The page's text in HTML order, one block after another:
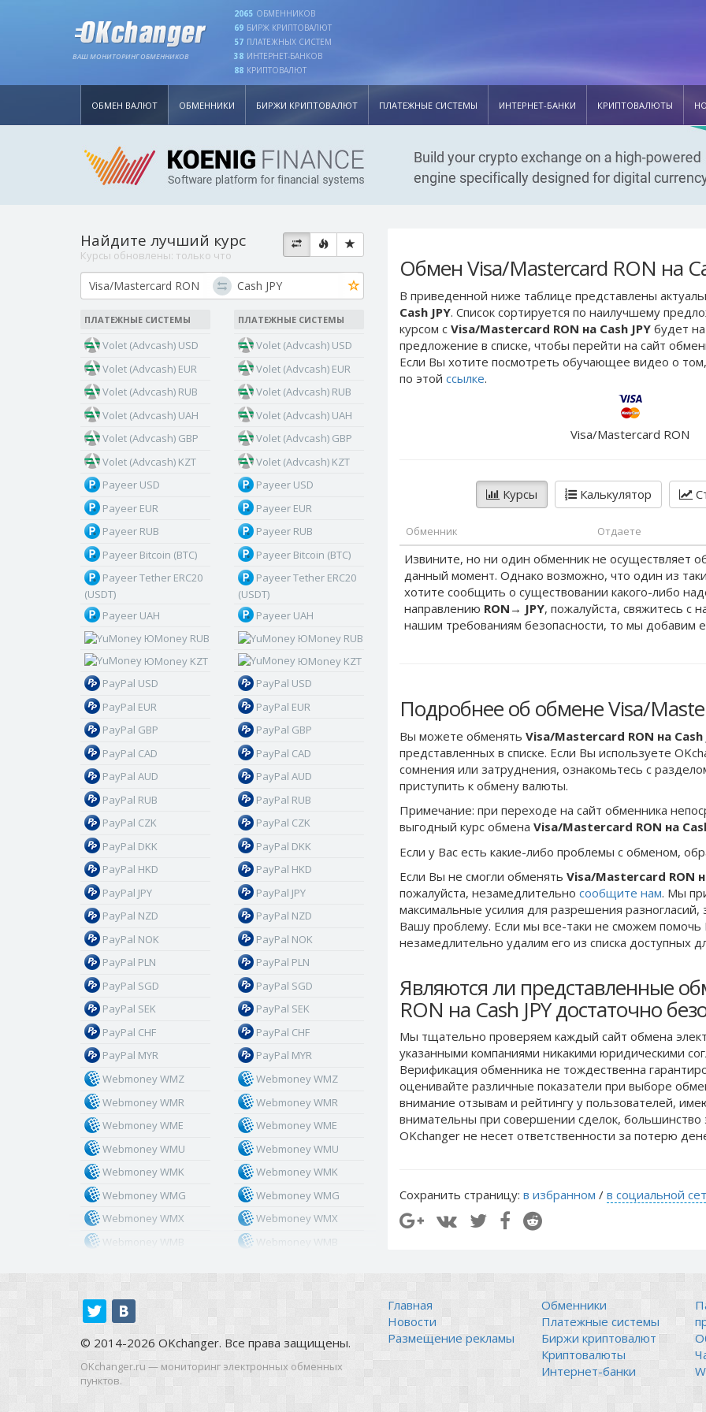
ВАШ МОНИТОРИНГ ОБМЕННИКОВ
2065 ОБМЕННИКОВ
69 БИРЖ КРИПТОВАЛЮТ
57 ПЛАТЕЖНЫХ СИСТЕМ
38 ИНТЕРНЕТ-БАНКОВ
88 КРИПТОВАЛЮТ
ОБМЕН ВАЛЮТ ОБМЕННИКИ БИРЖИ КРИПТОВАЛЮТ ПЛАТЕЖНЫЕ СИСТЕМЫ ИНТЕРНЕТ-БАНКИ КРИПТОВАЛЮТЫ
Обмен Visa/Mastercard RON на
В приведенной ниже таблице представлены
Cash JPY. Список сортируется по наилучшему
курсом с Visa/Mastercard RON на Cash JPY будет
предложение в списке, чтобы перейти на сайт
Если Вы хотите посмотреть обучающее видео о
по этой ссылке.
Visa/Mastercard RON
Курсы Калькулятор
Обменник Отдаете
Извините, но ни один обменник не осуществляет
данный момент. Однако возможно, что один из
хотите сообщить о существовании какого-либо
направлению RON → JPY, пожалуйста, свяжитесь с
нашим требованиям безопасности, то мы добавим
Подробнее об обмене Visa/
Вы можете обменять Visa/Mastercard RON на Cash
представленных в списке. Если Вы используете
сомнения или затруднения, ознакомьтесь с
приступить к обмену валюты.
Примечание: при переходе на сайт обменника
выгодный курс обмена Visa/Mastercard RON на
Если у Вас есть какие-либо проблемы с обменом,
Если Вы не смогли обменять Visa/Mastercard RON
пожалуйста, незамедлительно сообщите нам. Мы
максимальные усилия для разрешения
Вашу проблему. Если мы все-таки не сможем
незамедлительно удалим его из списка доступных
Являются ли представленные
RON на Cash JPY достаточно
Мы тщательно проверяем каждый сайт обмена
указанными компаниями никакими юридическими
Верификация обменника не тождественна
оценивайте различные показатели при выборе
внимание отзывам и рейтингу у пользователей,
внимательны при совершении сделок,
OKchanger не несет ответственности за потерю
Сохранить страницу: в избранном / в социальной
Найдите лучший курс
Курсы обновлены: только что
ПЛАТЕЖНЫЕ СИСТЕМЫ
Volet (Advcash) USD
Volet (Advcash) EUR
Volet (Advcash) RUB
Volet (Advcash) UAH
Volet (Advcash) GBP
Volet (Advcash) KZT
Payeer USD
Payeer EUR
Payeer RUB
Payeer Bitcoin (BTC)
Payeer Tether ERC20
(USDT)
Payeer UAH
ЮMoney RUB
ЮMoney KZT
PayPal USD
PayPal EUR
PayPal GBP
PayPal CAD
PayPal AUD
PayPal RUB
PayPal CZK
PayPal DKK
PayPal HKD
PayPal JPY
PayPal NZD
PayPal NOK
PayPal PLN
PayPal SGD
PayPal SEK
PayPal CHF
PayPal MYR
Webmoney WMZ
Webmoney WMR
Webmoney WME
Webmoney WMU
Webmoney WMK
Webmoney WMG
Webmoney WMX
Webmoney WMB
Skril INR
Skril PLN
Skril AUD
ПЛАТЕЖНЫЕ СИСТЕМЫ
Volet (Advcash) USD
Volet (Advcash) EUR
Volet (Advcash) RUB
Volet (Advcash) UAH
Volet (Advcash) GBP
Volet (Advcash) KZT
Payeer USD
Payeer EUR
Payeer RUB
Payeer Bitcoin (BTC)
Payeer Tether ERC20
(USDT)
Payeer UAH
ЮMoney RUB
ЮMoney KZT
PayPal USD
PayPal EUR
PayPal GBP
PayPal CAD
PayPal AUD
PayPal RUB
PayPal CZK
PayPal DKK
PayPal HKD
PayPal JPY
PayPal NZD
PayPal NOK
PayPal PLN
PayPal SGD
PayPal SEK
PayPal CHF
PayPal MYR
Webmoney WMZ
Webmoney WMR
Webmoney WME
Webmoney WMU
Webmoney WMK
Webmoney WMG
Webmoney WMX
Webmoney WMB
Skril GBP
© 2014-2026 OKchanger. Все права защищены.
OKchanger.ru — мониторинг электронных обменных
пунктов.
Главная
Новости
Размещение рекламы
Обменники
Платежные системы
Биржи криптовалют
Криптовалюты
Интернет-банки